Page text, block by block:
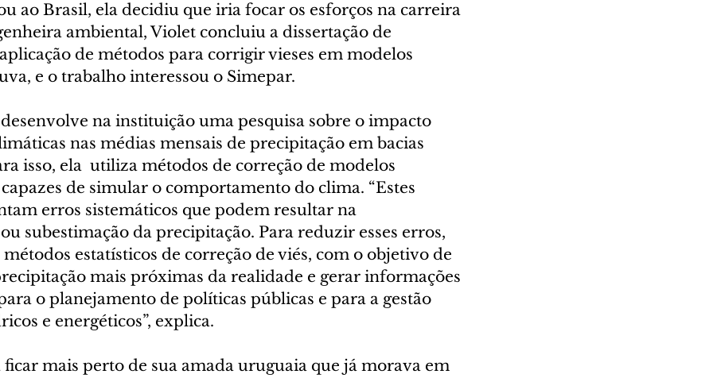
ao Brasil, ela decidiu que iria focar os esforços na carreira
ambiental, Violet concluiu a dissertação de
de métodos para corrigir vieses em modelos
e o trabalho interessou o Simepar.
na instituição uma pesquisa sobre o impacto
nas médias mensais de precipitação em bacias
isso, ela  utiliza métodos de correção de modelos
de simular o comportamento do clima. “Estes
erros sistemáticos que podem resultar na
subestimação da precipitação. Para reduzir esses erros,
estatísticos de correção de viés, com o objetivo de
mais próximas da realidade e gerar informações
o planejamento de políticas públicas e para a gestão
e energéticos”, explica.
ficar mais perto de sua amada uruguaia que já morava em